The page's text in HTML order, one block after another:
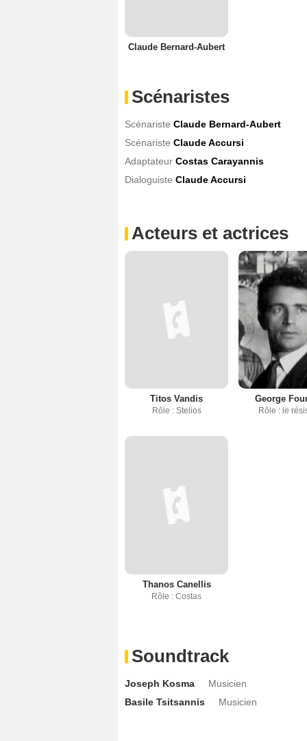
Claude Bernard-Aubert
Scénaristes
Scénariste Claude Bernard-Aubert
Scénariste Claude Accursi
Adaptateur Costas Carayannis
Dialoguiste Claude Accursi
Acteurs et actrices
Titos Vandis
Rôle : Stelios
George
Rôle : le
Thanos Canellis
Rôle : Costas
Soundtrack
Joseph Kosma
Musicien
Basile Tsitsannis
Musicien